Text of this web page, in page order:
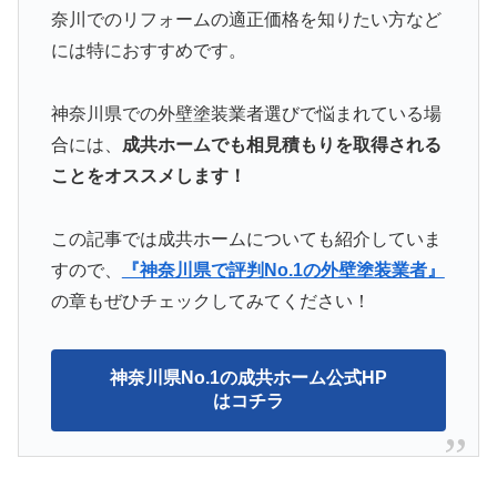
奈川でのリフォームの適正価格を知りたい方など
には特におすすめです。
神奈川県での外壁塗装業者選びで悩まれている場
合には、 成共ホームでも相見積もりを取得される
ことをオススメします！
この記事では成共ホームについても紹介していま
すので、
『神奈川県で評判No.1の外壁塗装業者』
の章もぜひチェックしてみてください！
神奈川県No.1の成共ホーム公式HP
はコチラ